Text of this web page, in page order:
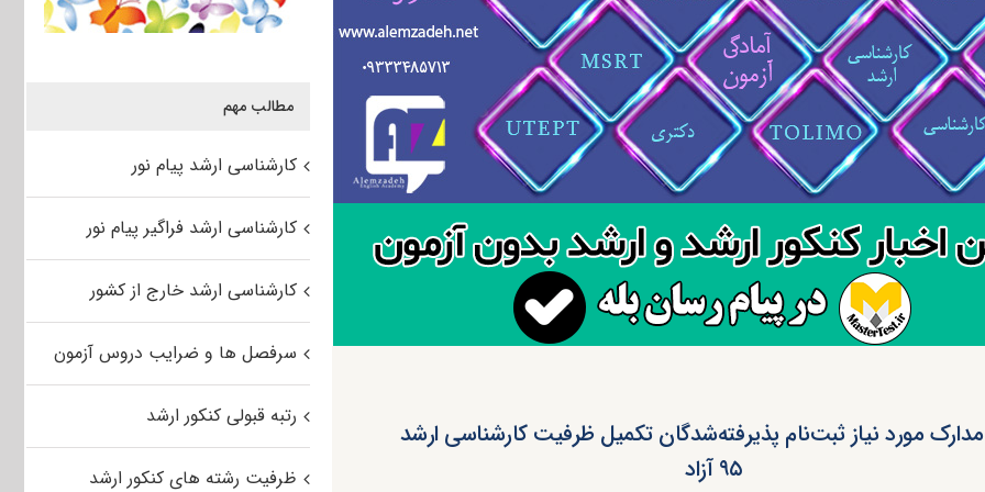
مدارک مورد نیاز ثبت‌نام پذیرفته‌شدگان تکمیل ظرفیت کارشناسی ارشد
۹۵ آزاد
مطالب مهم
کارشناسی ارشد پیام نور
کارشناسی ارشد فراگیر پیام نور
کارشناسی ارشد خارج از کشور
سرفصل ها و ضرایب دروس آزمون
رتبه قبولی کنکور ارشد
ظرفیت رشته های کنکور ارشد